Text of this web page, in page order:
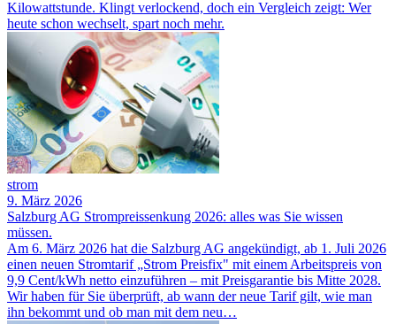
Kilowattstunde. Klingt verlockend, doch ein Vergleich zeigt: Wer
heute schon wechselt, spart noch mehr.
strom
9. März 2026
Salzburg AG Strompreissenkung 2026: alles was Sie wissen
müssen.
Am 6. März 2026 hat die Salzburg AG angekündigt, ab 1. Juli 2026
einen neuen Stromtarif „Strom Preisfix" mit einem Arbeitspreis von
9,9 Cent/kWh netto einzuführen – mit Preisgarantie bis Mitte 2028.
Wir haben für Sie überprüft, ab wann der neue Tarif gilt, wie man
ihn bekommt und ob man mit dem neu…